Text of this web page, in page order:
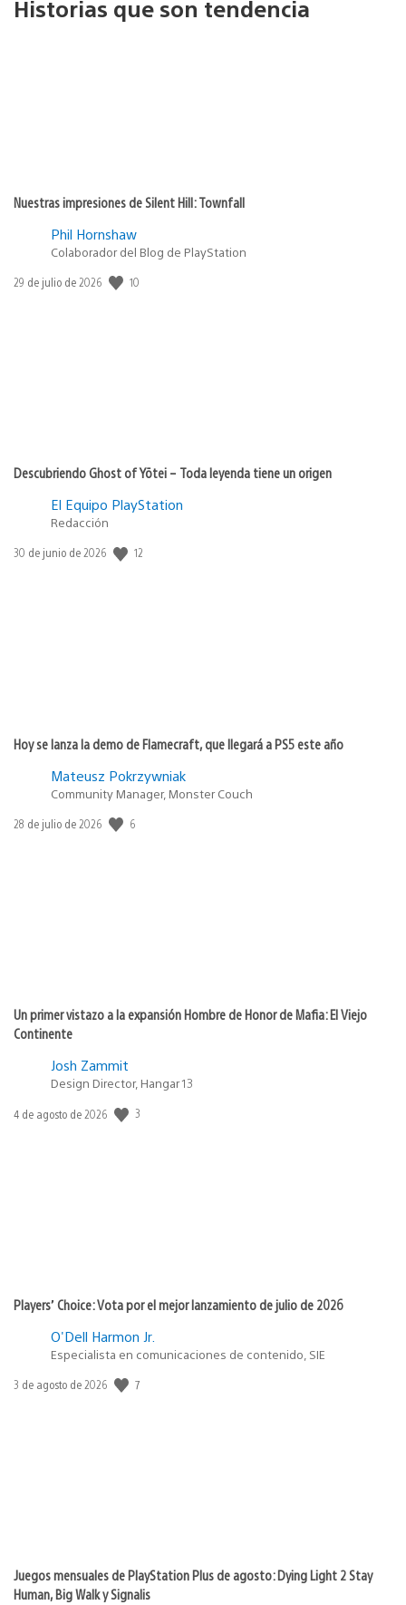
Historias que son tendencia
Nuestras impresiones de Silent Hill: Townfall
Phil Hornshaw
Colaborador del Blog de PlayStation
Fecha
29 de julio de 2026 10
Descubriendo Ghost of Yōtei – Toda leyenda tiene un origen
El Equipo PlayStation
Redacción
Fecha
30 de junio de 2026 12
Hoy se lanza la demo de Flamecraft, que llegará a PS5 este año
Mateusz Pokrzywniak
Community Manager, Monster Couch
Fecha
28 de julio de 2026 6
Un primer vistazo a la expansión Hombre de Honor de Mafia: El Viejo
Continente
Josh Zammit
Design Director, Hangar 13
Fecha
4 de agosto de 2026 3
Players’ Choice: Vota por el mejor lanzamiento de julio de 2026
O'Dell Harmon Jr.
Especialista en comunicaciones de contenido, SIE
Fecha
3 de agosto de 2026 7
Juegos mensuales de PlayStation Plus de agosto: Dying Light 2 Stay
Human, Big Walk y Signalis